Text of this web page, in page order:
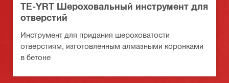
TE-YRT Шероховальный инструмент для
отверстий
Инструмент для придания шероховатости
отверстиям, изготовленным алмазными коронками
в бетоне